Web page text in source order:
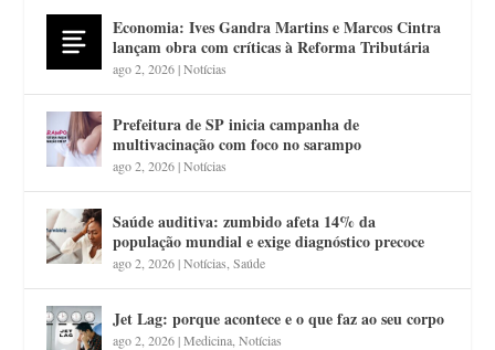
Economia: Ives Gandra Martins e Marcos Cintra
lançam obra com críticas à Reforma Tributária
ago 2, 2026|Notícias
Prefeitura de SP inicia campanha de
multivacinação com foco no sarampo
ago 2, 2026|Notícias
Saúde auditiva: zumbido afeta 14% da
população mundial e exige diagnóstico precoce
ago 2, 2026|Notícias ,Saúde
Jet Lag: porque acontece e o que faz ao seu corpo
ago 2, 2026|Medicina ,Notícias